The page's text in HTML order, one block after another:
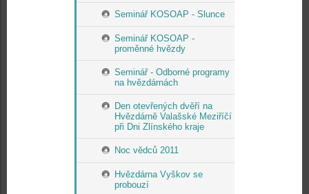
Seminář KOSOAP - Slunce
Seminář KOSOAP -
proměnné hvězdy
Seminář - Odborné programy
na hvězdárnách
Den otevřených dvěří na
Hvězdárně Valašské Meziříčí
při Dni Zlínského kraje
Noc vědců 2011
Hvězdárna Vyškov se
probouzí